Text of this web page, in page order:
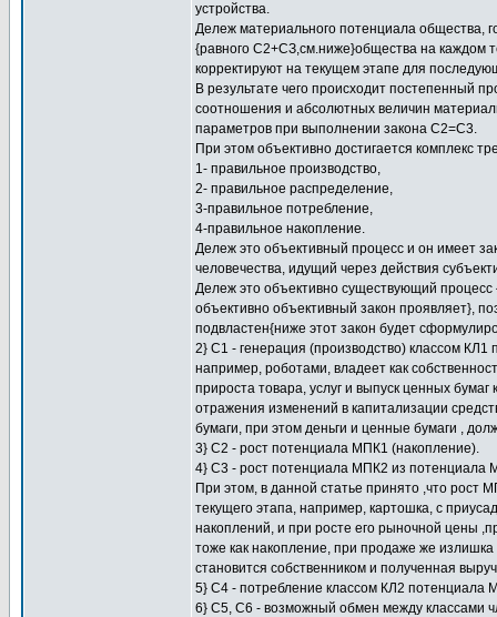
устройства.
Дележ материального потенциала общества,
{равного С2+СЗ,см.ниже}общества на каждом
корректируют на текущем этапе для
В результате чего происходит постепенный
соотношения и абсолютных величин
параметров при выполнении закона С2=С3.
При этом объективно достигается комплекс
1- правильное производство,
2- правильное распределение,
3-правильное потребление,
4-правильное накопление.
Дележ это объективный процесс и он имеет
человечества, идущий через действия
Дележ это объективно существующий
объективно объективный закон проявляет},
подвластен{ниже этот закон будет
2} C1 - генерация (производство) классом
например, роботами, владеет как
прироста товара, услуг и выпуск ценных
отражения изменений в капитализации
бумаги, при этом деньги и ценные бумаги ,
3} С2 - рост потенциала МПК1 (накопление).
4} С3 - рост потенциала МПК2 из потенциала
При этом, в данной статье принято ,что рост
текущего этапа, например, картошка, с
накоплений, и при росте его рыночной цены
тоже как накопление, при продаже же излишка
становится собственником и полученная
5} С4 - потребление классом КЛ2 потенциала
6} С5, С6 - возможный обмен между классами